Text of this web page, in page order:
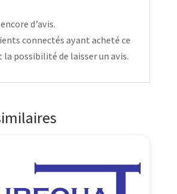
d’avis.
connectés ayant acheté ce
possibilité de laisser un avis.